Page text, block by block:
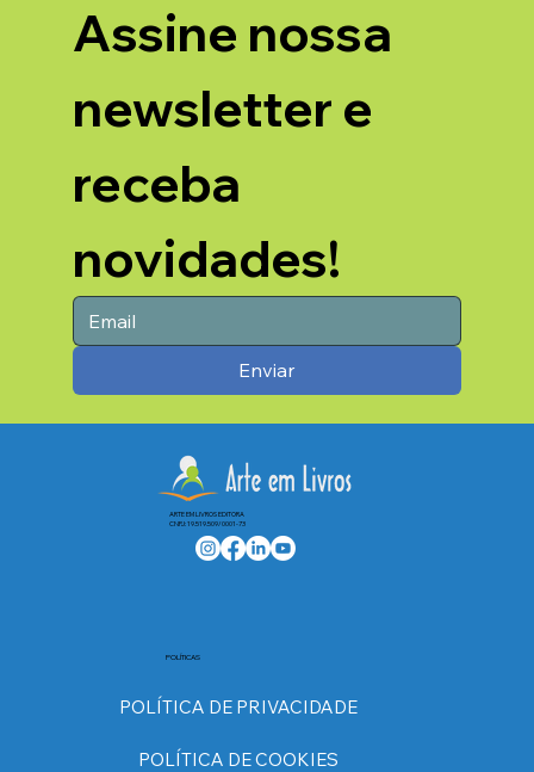
Assine nossa
newsletter e
receba
novidades!
Enviar
ARTE EM LIVROS EDITORA
CNPJ: 19.519.509/0001-73
POLÍTICAS
POLÍTICA DE PRIVACIDADE
POLÍTICA DE COOKIES